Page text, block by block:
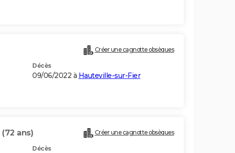
Créer une cagnotte obsèques
Décès
09/06/2022 à Hauteville-sur-Fier
(72 ans) Créer une cagnotte obsèques
Décès